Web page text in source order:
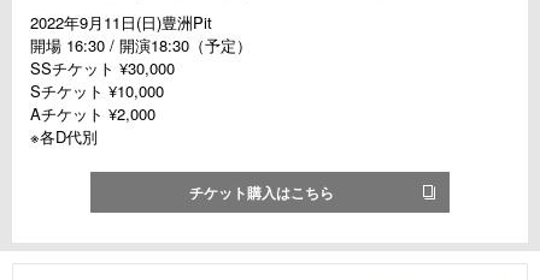
2022年9月11日(日)豊洲Pit
開場 16:30 / 開演18:30（予定）
SSチケット ¥30,000
Sチケット ¥10,000
Aチケット ¥2,000
※各D代別
チケット購入はこちら